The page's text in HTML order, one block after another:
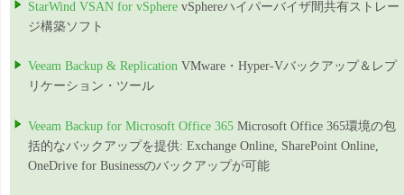
StarWind VSAN for vSphere vSphereハイパーバイザ間共有ストレー
ジ構築ソフト
Veeam Backup & Replication VMware・Hyper-Vバックアップ＆レプ
リケーション・ツール
Veeam Backup for Microsoft Office 365 Microsoft Office 365環境の包
括的なバックアップを提供: Exchange Online, SharePoint Online,
OneDrive for Businessのバックアップが可能